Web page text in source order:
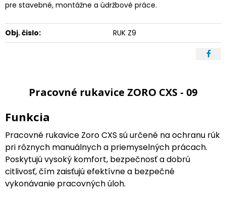
pre stavebné, montážne a údržbové práce.
Obj. čislo: RUK Z9
Pracovné rukavice ZORO CXS - 09
Funkcia
Pracovné rukavice Zoro CXS sú určené na ochranu rúk
pri rôznych manuálnych a priemyselných prácach.
Poskytujú vysoký komfort, bezpečnosť a dobrú
citlivosť, čím zaisťujú efektívne a bezpečné
vykonávanie pracovných úloh.